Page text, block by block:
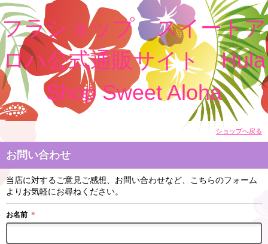
フラショップ スイートア
ロハ公式通販サイト Hula
Shop Sweet Aloha
ショップへ戻る
お問い合わせ
当店に対するご意見ご感想、お問い合わせなど、こちらのフォーム
よりお気軽にお尋ねください。
お名前 ＊